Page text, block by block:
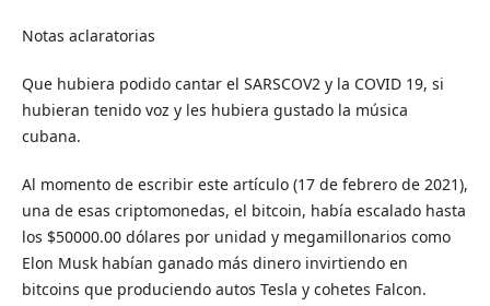
Notas aclaratorias
Que hubiera podido cantar el SARSCOV2 y la COVID 19, si
hubieran tenido voz y les hubiera gustado la música
cubana.
Al momento de escribir este artículo (17 de febrero de 2021),
una de esas criptomonedas, el bitcoin, había escalado hasta
los $50000.00 dólares por unidad y megamillonarios como
Elon Musk habían ganado más dinero invirtiendo en
bitcoins que produciendo autos Tesla y cohetes Falcon.